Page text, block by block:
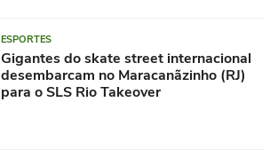
ESPORTES
Gigantes do skate street internacional
desembarcam no Maracanãzinho (RJ)
para o SLS Rio Takeover